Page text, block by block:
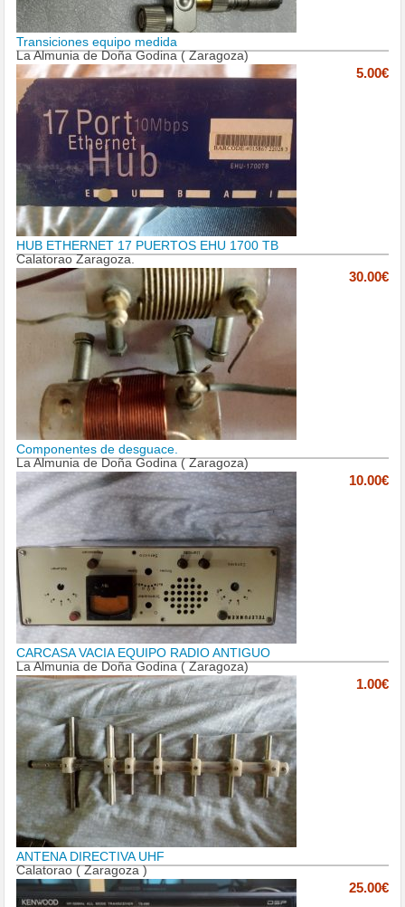
Transiciones equipo medida
La Almunia de Doña Godina ( Zaragoza)
5.00€
HUB ETHERNET 17 PUERTOS EHU 1700 TB
Calatorao Zaragoza.
30.00€
Componentes de desguace.
La Almunia de Doña Godina ( Zaragoza)
10.00€
CARCASA VACIA EQUIPO RADIO ANTIGUO
La Almunia de Doña Godina ( Zaragoza)
1.00€
ANTENA DIRECTIVA UHF
Calatorao ( Zaragoza )
25.00€